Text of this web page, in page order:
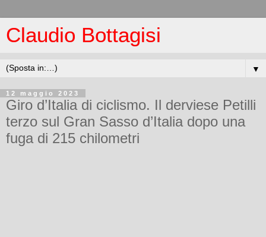
Claudio Bottagisi
▼
12 maggio 2023
Giro d’Italia di ciclismo. Il derviese Petilli
terzo sul Gran Sasso d’Italia dopo una
fuga di 215 chilometri